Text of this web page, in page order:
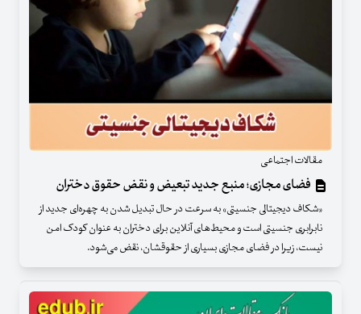
مقالات اجتماعی
فضای مجازی؛ منبع جدید تبعیض و نقض حقوق دختران
«شکاف دیجیتالی جنسیتی» به سرعت در حال تبدیل شدن به چهره‌ای جدید از
نابرابری جنسیتی است و محیط‌های آنلاین برای دختران به عنوان کودک امن
نیست، زیرا در فضای مجازی بسیاری از حقوقشان، نقض می‌شود.